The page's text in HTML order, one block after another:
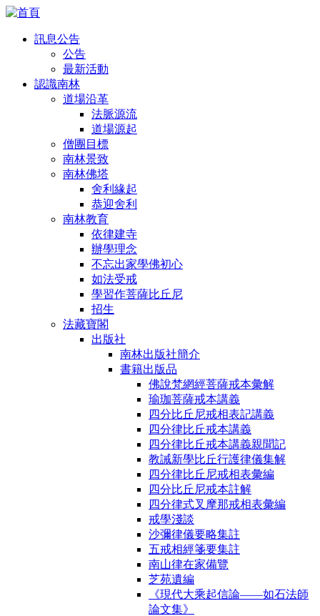
訊息公告
公告
最新活動
認識南林
道場沿革
法脈源流
道場源起
僧團目標
南林景致
南林佛塔
舍利緣起
恭迎舍利
南林教育
依律建寺
辦學理念
不忘出家學佛初心
如法受戒
學習作菩薩比丘尼
招生
法藏寶閣
出版社
南林出版社簡介
書籍出版品
佛說梵網經菩薩戒本彙解
瑜珈菩薩戒本講義
四分比丘尼戒相表記講義
四分律比丘戒本講義
四分律比丘戒本講義親聞記
教誡新學比丘行護律儀集解
四分律比丘尼戒相表彙編
四分比丘尼戒本註解
四分律式叉摩那戒相表彙編
戒學淺談
沙彌律儀要略集註
五戒相經箋要集註
南山律在家備覽
芝苑遺編
《現代大乘起信論――如石法師
論文集》